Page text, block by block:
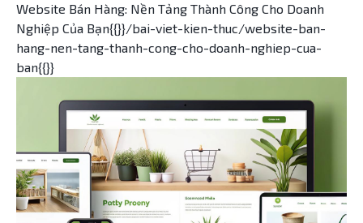
Website Bán Hàng: Nền Tảng Thành Công Cho Doanh
Nghiệp Của Bạn{{}}/bai-viet-kien-thuc/website-ban-
hang-nen-tang-thanh-cong-cho-doanh-nghiep-cua-
ban{{}}